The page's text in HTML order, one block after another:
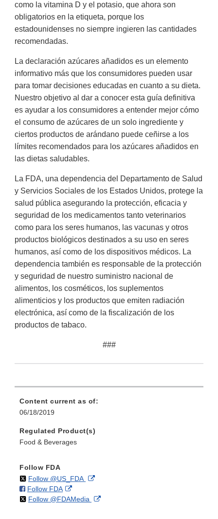
como la vitamina D y el potasio, que ahora son
obligatorios en la etiqueta, porque los
estadounidenses no siempre ingieren las cantidades
recomendadas.
La declaración azúcares añadidos es un elemento
informativo más que los consumidores pueden usar
para tomar decisiones educadas en cuanto a su dieta.
Nuestro objetivo al dar a conocer esta guía definitiva
es ayudar a los consumidores a entender mejor cómo
el consumo de azúcares de un solo ingrediente y
ciertos productos de arándano puede ceñirse a los
límites recomendados para los azúcares añadidos en
las dietas saludables.
La FDA, una dependencia del Departamento de Salud
y Servicios Sociales de los Estados Unidos, protege la
salud pública asegurando la protección, eficacia y
seguridad de los medicamentos tanto veterinarios
como para los seres humanos, las vacunas y otros
productos biológicos destinados a su uso en seres
humanos, así como de los dispositivos médicos. La
dependencia también es responsable de la protección
y seguridad de nuestro suministro nacional de
alimentos, los cosméticos, los suplementos
alimenticios y los productos que emiten radiación
electrónica, así como de la fiscalización de los
productos de tabaco.
###
Content current as of:
06/18/2019
Regulated Product(s)
Food & Beverages
Follow FDA
Follow @US_FDAon External
Disclaimer
Follow FDAon
Facebook
External
Link
Follow @FDAMedia on External